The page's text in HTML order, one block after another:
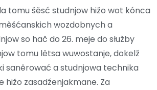
tomu šěsć studnjow hižo wot kónca
wozdobnych a
so hač do 26. meje do słužby
tomu lětsa wuwostanje, dokelž
saněrować a studnjowa technika
hižo zasadźenjakmane. Za